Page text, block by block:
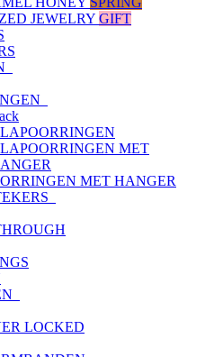
JEWELRY GIFT
MET
MET HANGER
LOCKED